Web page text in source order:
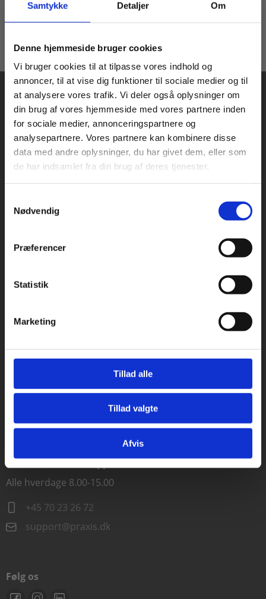
Samtykke Detaljer Om
Denne hjemmeside bruger cookies
Vi bruger cookies til at tilpasse vores indhold og
annoncer, til at vise dig funktioner til sociale medier og til
at analysere vores trafik. Vi deler også oplysninger om
din brug af vores hjemmeside med vores partnere inden
for sociale medier, annonceringspartnere og
analysepartnere. Vores partnere kan kombinere disse
data med andre oplysninger, du har givet dem, eller som
de har indsamlet fra din brug af deres tjenester.
Nødvendig
Præferencer
Statistik
Marketing
Tillad alle
Tillad valgte
Afvis
Praxis Forlag A/S
CVR 41280921
Vognmagergade 7, 5. sal
Odense
6230 Rødekro
Kontakt kundeservice
info@praxis.dk
Kontakt teknisk support
Alle hverdage 8.00-15.00
+45 70 23 26 72
support@praxis.dk
Følg os
Køb læremidler og find masterclasses mm.
Fortsæt som:
For privatkunder og
studerende. Du får
vist priser inkl.
For institutioner og
virksomheder. Du
får vist priser ekskl.
Gå til praxisOnline